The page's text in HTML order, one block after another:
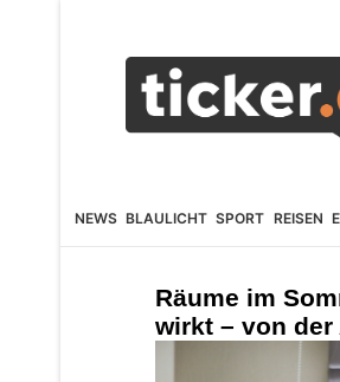
NEWS BLAULICHT SPORT REISEN
Räume im
wirkt – von